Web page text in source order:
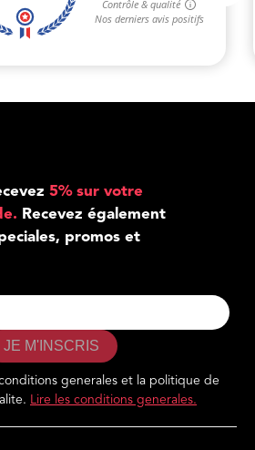
5% sur votre
Recevez également
promos et
JE M'INSCRIS
generales et la politique de
Lire les conditions generales.